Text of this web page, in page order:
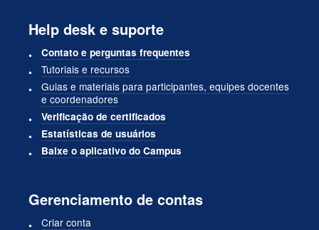
Help desk e suporte
Contato e perguntas frequentes
Tutoriais e recursos
Guias e materiais para participantes, equipes docentes
e coordenadores
Verificação de certificados
Estatísticas de usuários
Baixe o aplicativo do Campus
Gerenciamento de contas
Criar conta